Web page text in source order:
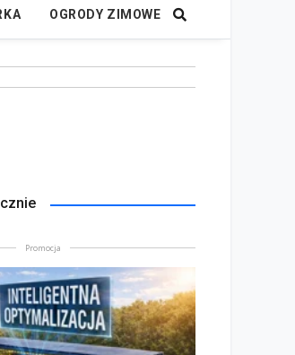
OGRODY ZIMOWE
Promocja